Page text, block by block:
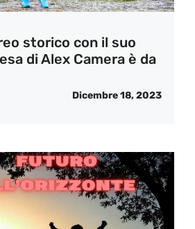
storico con il suo
di Alex Camera è da
Dicembre 18, 2023